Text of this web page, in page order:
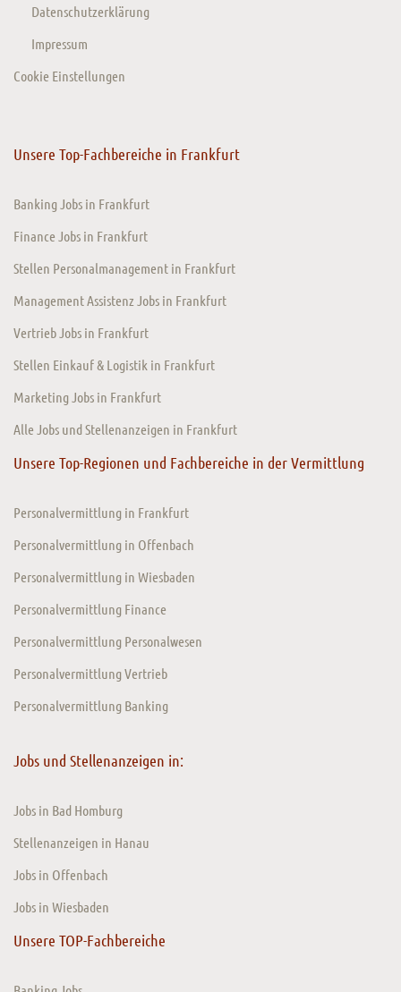
Datenschutzerklärung
Impressum
Cookie Einstellungen
Unsere Top-Fachbereiche in Frankfurt
Banking Jobs in Frankfurt
Finance Jobs in Frankfurt
Stellen Personalmanagement in Frankfurt
Management Assistenz Jobs in Frankfurt
Vertrieb Jobs in Frankfurt
Stellen Einkauf & Logistik in Frankfurt
Marketing Jobs in Frankfurt
Alle Jobs und Stellenanzeigen in Frankfurt
Unsere Top-Regionen und Fachbereiche in der Vermittlung
Personalvermittlung in Frankfurt
Personalvermittlung in Offenbach
Personalvermittlung in Wiesbaden
Personalvermittlung Finance
Personalvermittlung Personalwesen
Personalvermittlung Vertrieb
Personalvermittlung Banking
Jobs und Stellenanzeigen in:
Jobs in Bad Homburg
Stellenanzeigen in Hanau
Jobs in Offenbach
Jobs in Wiesbaden
Unsere TOP-Fachbereiche